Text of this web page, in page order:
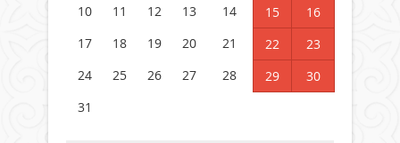
10
11 12 13 14 15
16
17
18 19 20 21 22
23
24
25 26 27 28 29
30
31